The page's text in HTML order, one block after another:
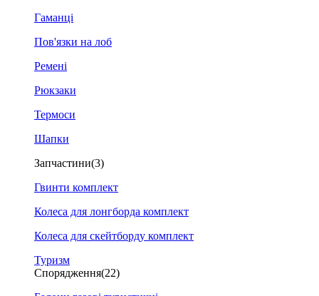
Гаманці
Пов'язки на лоб
Ремені
Рюкзаки
Термоси
Шапки
Запчастини(3)
Гвинти комплект
Колеса для лонгборда комплект
Колеса для скейтборду комплект
Туризм
Спорядження(22)